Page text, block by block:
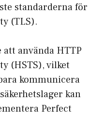
standarderna för
(TLS).
att använda HTTP
(HSTS), vilket
kommunicera
kan
Perfect